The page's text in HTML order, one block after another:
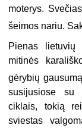
moterys.
šeimos nariu.
Pienas lietuvių
mitinės
gėrybių
susijusiose su
ciklais, tokią
sviestas